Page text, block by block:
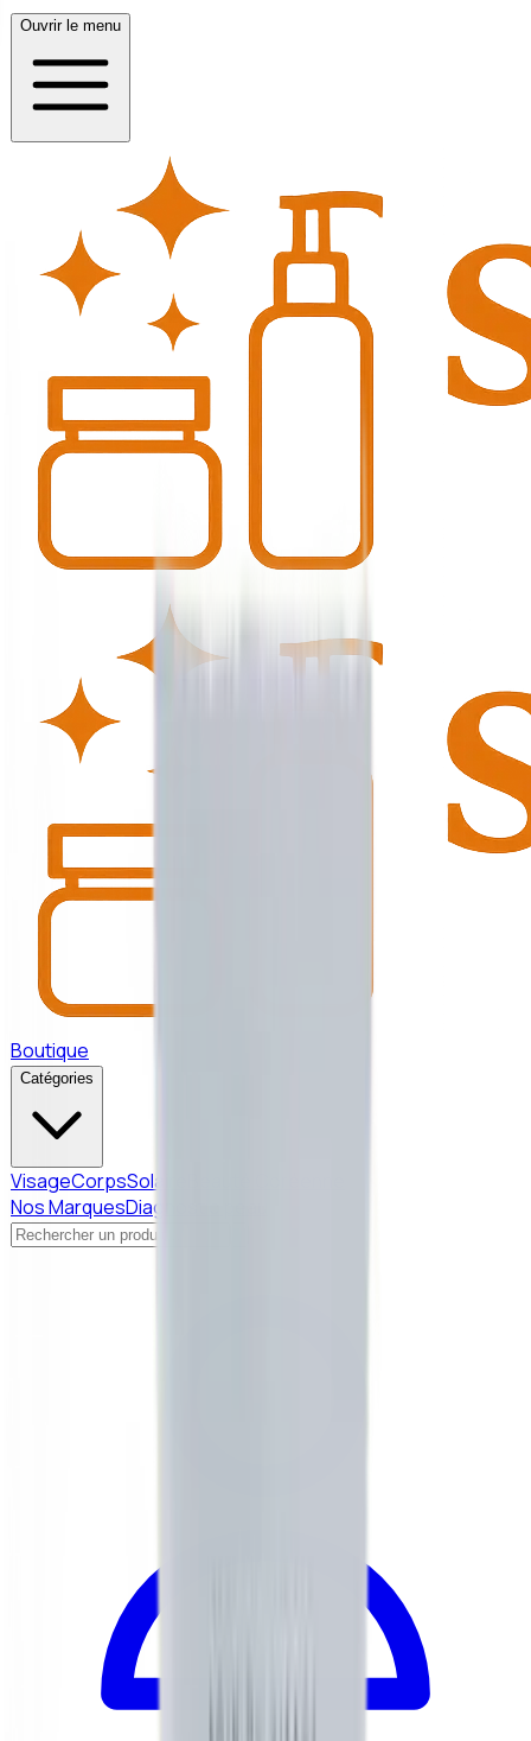
Ouvrir le menu
Boutique
Catégories
VisageCorpsSolaire
Nos MarquesDiagnostic peau